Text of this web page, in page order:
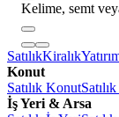
Kelime, semt
SatılıkKiralık
Konut
Satılık Konut
İş Yeri & Arsa